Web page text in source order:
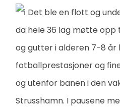
Det ble en flott og
da hele 36 lag møtte opp
og gutter i alderen 7-8 år
fotballprestasjoner og
og utenfor banen i den
Strusshamn. I pausene